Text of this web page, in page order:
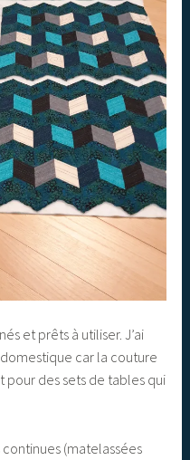
et prêts à utiliser. J’ai
car la couture
pour des sets de tables qui
(matelassées